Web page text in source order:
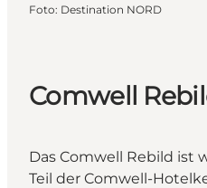
Foto: Destination NORD
Comwell
Das Comwell Rebild ist
Teil der Comwell-